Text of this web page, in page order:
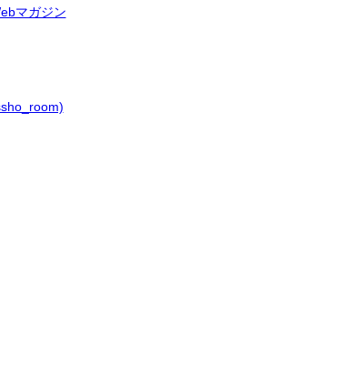
マガジン